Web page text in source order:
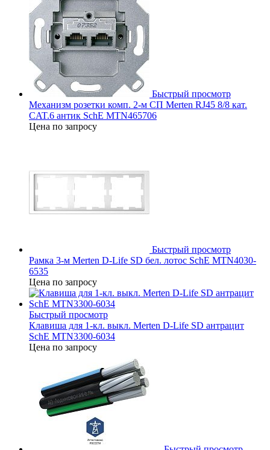
Быстрый просмотр
Механизм розетки комп. 2-м СП Merten RJ45 8/8 кат.
CAT.6 антик SchE MTN465706
Цена по запросу
Быстрый просмотр
Рамка 3-м Merten D-Life SD бел. лотос SchE MTN4030-
6535
Цена по запросу
Быстрый просмотр
Клавиша для 1-кл. выкл. Merten D-Life SD антрацит
SchE MTN3300-6034
Цена по запросу